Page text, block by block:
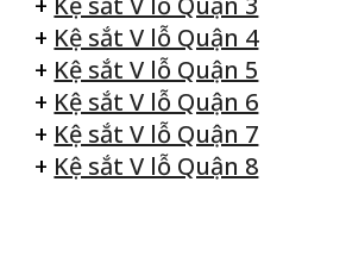
+ Kệ sắt V lỗ Quận 4
+ Kệ sắt V lỗ Quận 5
+ Kệ sắt V lỗ Quận 6
+ Kệ sắt V lỗ Quận 7
+ Kệ sắt V lỗ Quận 8